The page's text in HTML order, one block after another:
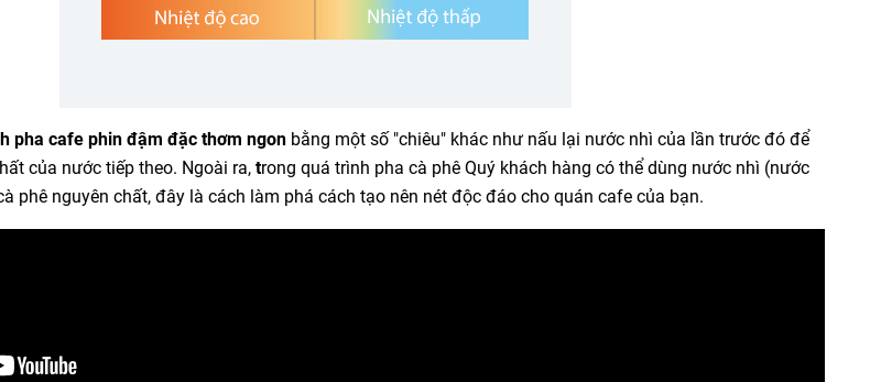
pha cafe phin đậm đặc thơm ngon bằng một số "chiêu" khác như nấu lại nước nhì của lần trước đó để
của nước tiếp theo. Ngoài ra,trong quá trình pha cà phê Quý khách hàng có thể dùng nước nhì (nước
phê nguyên chất, đây là cách làm phá cách tạo nên nét độc đáo cho quán cafe của bạn.